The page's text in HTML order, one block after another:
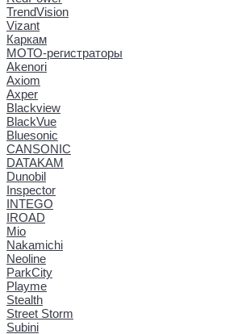
TrendVision
Vizant
Каркам
МОТО-регистраторы
Akenori
Axiom
Axper
Blackview
BlackVue
Bluesonic
CANSONIC
DATAKAM
Dunobil
Inspector
INTEGO
IROAD
Mio
Nakamichi
Neoline
ParkCity
Playme
Stealth
Street Storm
Subini